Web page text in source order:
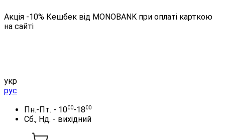
Акція -10% Кешбек від MONOBANK при оплаті карткою
на сайті
укр
рус
Пн.-Пт. - 1000-1800
Сб., Нд. - вихідний